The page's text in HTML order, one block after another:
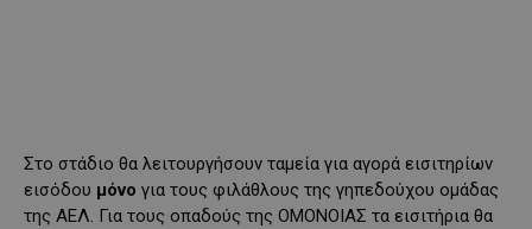
Στο στάδιο θα λειτουργήσουν ταμεία για αγορά εισιτηρίων
εισόδου μόνο για τους φιλάθλους της γηπεδούχου ομάδας
της ΑΕΛ. Για τους οπαδούς της ΟΜΟΝΟΙΑΣ τα εισιτήρια θα